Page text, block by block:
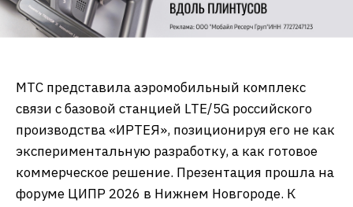
МТС представила аэромобильный комплекс
связи с базовой станцией LTE/5G российского
производства «ИРТЕЯ», позиционируя его не как
экспериментальную разработку, а как готовое
коммерческое решение. Презентация прошла на
форуме ЦИПР 2026 в Нижнем Новгороде. К